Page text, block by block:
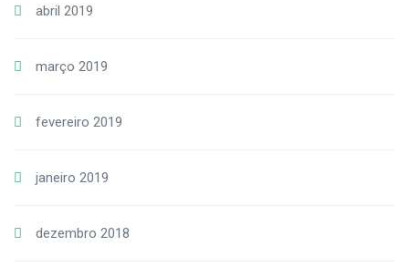
abril 2019
março 2019
fevereiro 2019
janeiro 2019
dezembro 2018